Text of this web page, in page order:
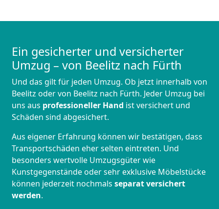
Ein gesicherter und versicherter
Umzug – von Beelitz nach Fürth
Und das gilt für jeden Umzug. Ob jetzt innerhalb von
Beelitz oder von Beelitz nach Fürth. Jeder Umzug bei
uns aus professioneller Hand ist versichert und
Schäden sind abgesichert.
Aus eigener Erfahrung können wir bestätigen, dass
Transportschäden eher selten eintreten. Und
besonders wertvolle Umzugsgüter wie
Kunstgegenstände oder sehr exklusive Möbelstücke
können jederzeit nochmals separat versichert
werden.